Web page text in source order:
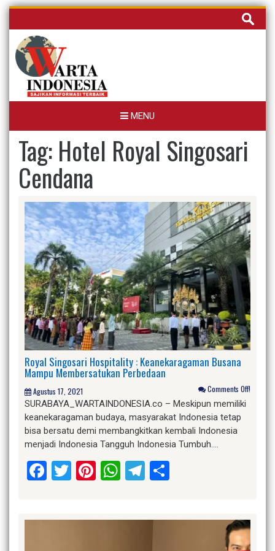
Skip
content
Cari
untuk:
MENU
Tag: Hotel Royal Singosari
Cendana
Royal Singosari Hospitality : Keanekaragaman Busana
Mampu Membersatukan Perbedaan
Agustus 17, 2021 Comments Off!
SURABAYA_WARTAINDONESIA.co – Meskipun memiliki
keanekaragaman budaya, masyarakat Indonesia tetap
bisa bersatu demi membangkitkan kembali Indonesia
menjadi Indonesia Tangguh Indonesia Tumbuh….
Facebook
Twitter
Pinterest
WhatsApp
Telegram